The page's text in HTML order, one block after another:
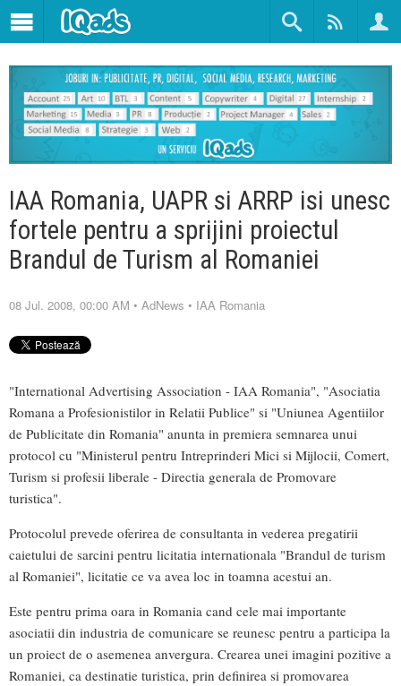
IAA Romania, UAPR si ARRP isi unesc
fortele pentru a sprijini proiectul
Brandul de Turism al Romaniei
08 Jul. 2008, 00:00 AM • AdNews • IAA Romania
"International Advertising Association - IAA Romania", "Asociatia
Romana a Profesionistilor in Relatii Publice" si "Uniunea Agentiilor
de Publicitate din Romania" anunta in premiera semnarea unui
protocol cu "Ministerul pentru Intreprinderi Mici si Mijlocii, Comert,
Turism si profesii liberale - Directia generala de Promovare
turistica".
Protocolul prevede oferirea de consultanta in vederea pregatirii
caietului de sarcini pentru licitatia internationala "Brandul de turism
al Romaniei", licitatie ce va avea loc in toamna acestui an.
Este pentru prima oara in Romania cand cele mai importante
asociatii din industria de comunicare se reunesc pentru a participa la
un proiect de o asemenea anvergura. Crearea unei imagini pozitive a
Romaniei, ca destinatie turistica, prin definirea si promovarea